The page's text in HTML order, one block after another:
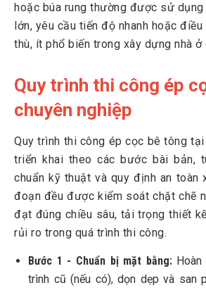
hoặc búa rung thường được sử
lớn, yêu cầu tiến độ nhanh hoặc
thù, ít phổ biến trong xây dựng nhà ở
Quy trình thi công ép
chuyên nghiệp
Quy trình thi công ép cọc bê tông
triển khai theo các bước bài bản,
chuẩn kỹ thuật và quy định an toàn
đoạn đều được kiểm soát chặt chẽ
đạt đúng chiều sâu, tải trọng thiết
rủi ro trong quá trình thi công.
Bước 1 - Chuẩn bị mặt bằng:Hoàn
trình cũ (nếu có), dọn dẹp và san